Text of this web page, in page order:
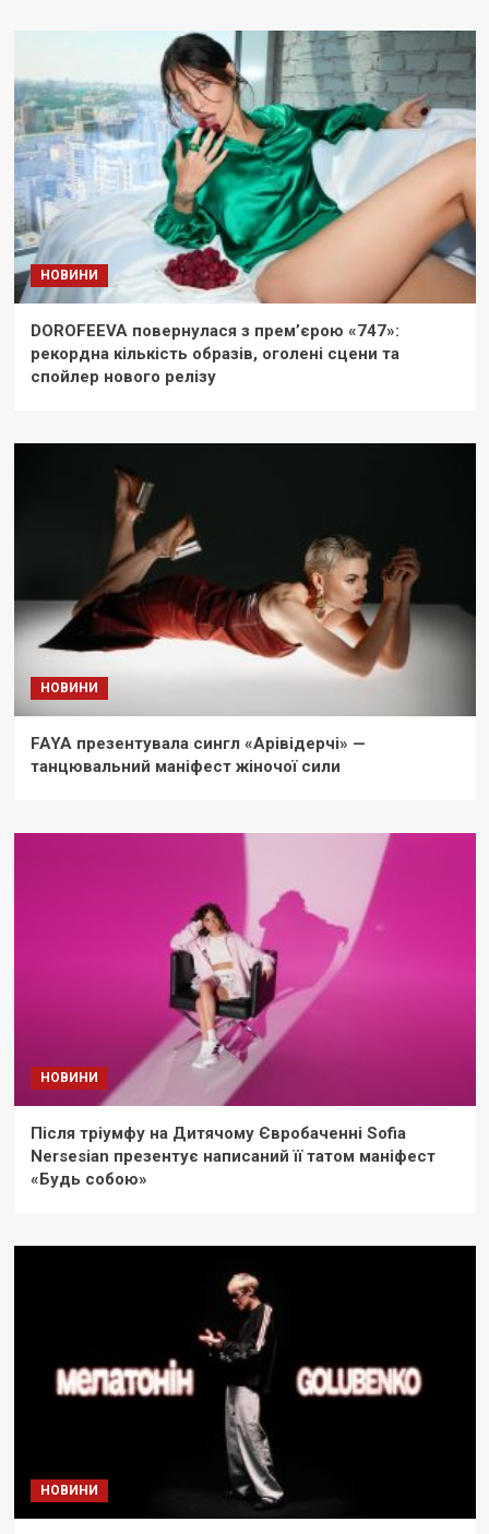
НОВИНИ
DOROFEEVA повернулася з прем’єрою «747»:
рекордна кількість образів, оголені сцени та
спойлер нового релізу
НОВИНИ
FAYA презентувала сингл «Арівідерчі» —
танцювальний маніфест жіночої сили
НОВИНИ
Після тріумфу на Дитячому Євробаченні Sofia
Nersesian презентує написаний її татом маніфест
«Будь собою»
НОВИНИ